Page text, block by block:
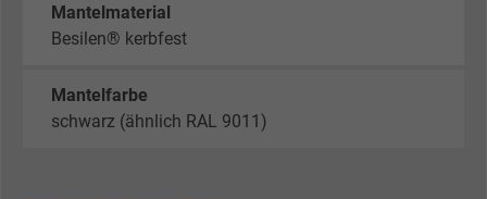
Mantelmaterial
Besilen® kerbfest
Mantelfarbe
schwarz (ähnlich RAL 9011)